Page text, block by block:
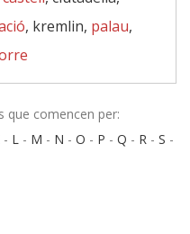
, kremlin, palau,
que comencen per:
- L - M - N - O - P - Q - R - S -